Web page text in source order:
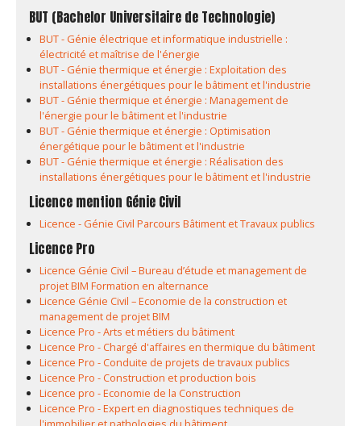
BUT (Bachelor Universitaire de Technologie)
BUT - Génie électrique et informatique industrielle :
électricité et maîtrise de l'énergie
BUT - Génie thermique et énergie : Exploitation des
installations énergétiques pour le bâtiment et l'industrie
BUT - Génie thermique et énergie : Management de
l'énergie pour le bâtiment et l'industrie
BUT - Génie thermique et énergie : Optimisation
énergétique pour le bâtiment et l'industrie
BUT - Génie thermique et énergie : Réalisation des
installations énergétiques pour le bâtiment et l'industrie
Licence mention Génie Civil
Licence - Génie Civil Parcours Bâtiment et Travaux publics
Licence Pro
Licence Génie Civil – Bureau d’étude et management de
projet BIM Formation en alternance
Licence Génie Civil – Economie de la construction et
management de projet BIM
Licence Pro - Arts et métiers du bâtiment
Licence Pro - Chargé d'affaires en thermique du bâtiment
Licence Pro - Conduite de projets de travaux publics
Licence Pro - Construction et production bois
Licence pro - Economie de la Construction
Licence Pro - Expert en diagnostiques techniques de